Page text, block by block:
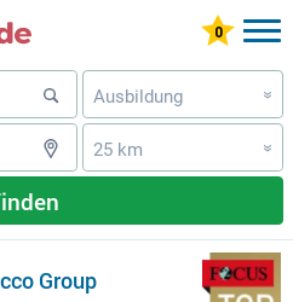
Ausbildung »
25 km »
Group